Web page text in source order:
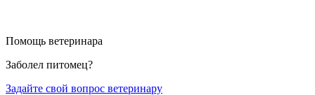
Помощь ветеринара
Заболел питомец?
Задайте свой вопрос ветеринару